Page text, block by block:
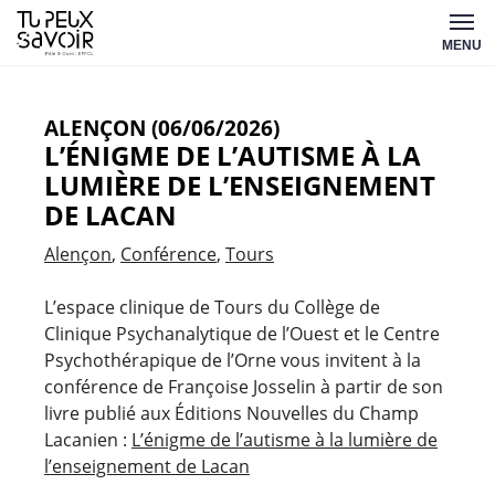
Aller
au
MENU
ALENÇON (06/06/2026)
L’ÉNIGME DE L’AUTISME À LA
LUMIÈRE DE L’ENSEIGNEMENT
DE LACAN
Alençon Conférence Tours
L’espace clinique de Tours du Collège de
Clinique Psychanalytique de l’Ouest et le Centre
Psychothérapique de l’Orne vous invitent à la
conférence de Françoise Josselin à partir de son
livre publié aux Éditions Nouvelles du Champ
Lacanien : L’énigme de l’autisme à la lumière de
l’enseignement de Lacan